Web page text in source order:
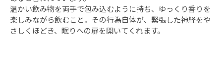
温かい飲み物を両手で包み込むように持ち、ゆっくり香りを
楽しみながら飲むこと。その行為自体が、緊張した神経をや
さしくほどき、眠りへの扉を開いてくれます。